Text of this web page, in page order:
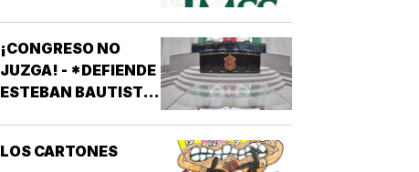
SOCIALES
¡CONGRESO NO
JUZGA! - *DEFIENDE
ESTEBAN BAUTISTA
LOS CARTONES